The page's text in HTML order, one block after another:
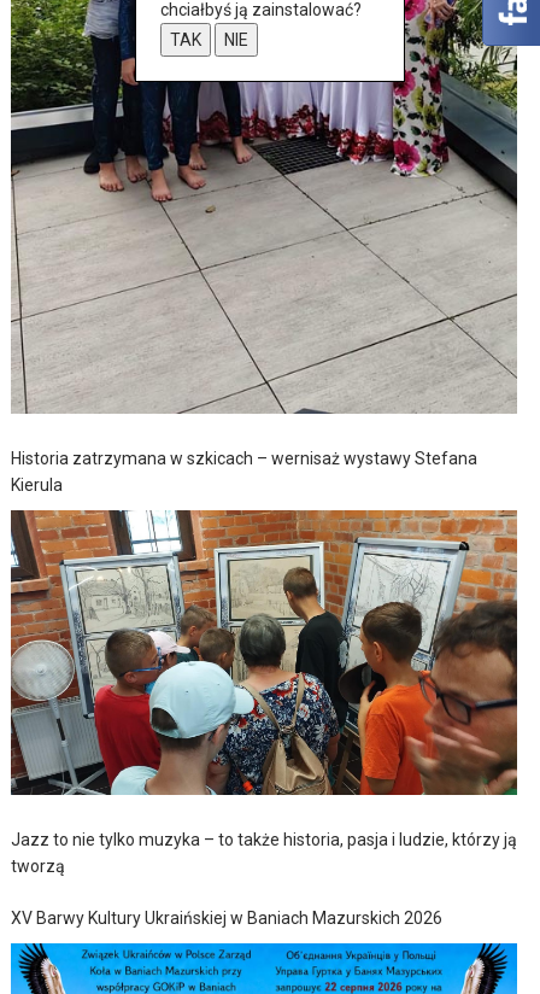
Historia zatrzymana w szkicach – wernisaż wystawy Stefana
Kierula
Jazz to nie tylko muzyka – to także historia, pasja i ludzie, którzy ją
tworzą
XV Barwy Kultury Ukraińskiej w Baniach Mazurskich 2026
chciałbyś ją zainstalować?
TAK
NIE